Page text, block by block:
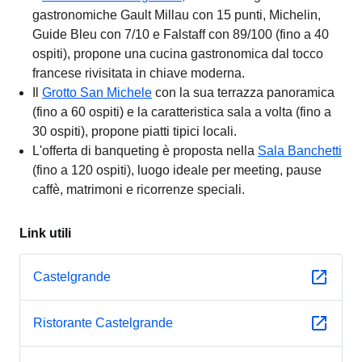
gastronomiche Gault Millau con 15 punti, Michelin,
Guide Bleu con 7/10 e Falstaff con 89/100 (fino a 40
ospiti), propone una cucina gastronomica dal tocco
francese rivisitata in chiave moderna.
Grotto San Michele con la sua terrazza panoramica
(fino a 60 ospiti) e la caratteristica sala a volta (fino a
30 ospiti), propone piatti tipici locali.
L'offerta di banqueting è proposta nella Sala Banchetti
(fino a 120 ospiti), luogo ideale per meeting, pause
caffè, matrimoni e ricorrenze speciali.
Link utili
Castelgrande
Ristorante Castelgrande